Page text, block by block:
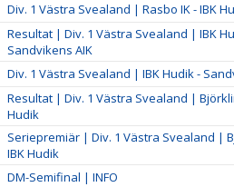
Div. 1 Västra Svealand | Rasbo IK - IBK
Resultat | Div. 1 Västra Svealand | IBK
Sandvikens AIK
Div. 1 Västra Svealand | IBK Hudik -
Resultat | Div. 1 Västra Svealand |
Hudik
Seriepremiär | Div. 1 Västra Svealand |
IBK Hudik
DM-Semifinal | INFO